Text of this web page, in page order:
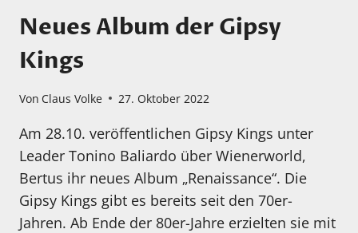
Neues Album der Gipsy
Kings
Von Claus Volke 27. Oktober 2022
Am 28.10. veröffentlichen Gipsy Kings unter
Leader Tonino Baliardo über Wienerworld,
Bertus ihr neues Album „Renaissance“. Die
Gipsy Kings gibt es bereits seit den 70er-
Jahren. Ab Ende der 80er-Jahre erzielten sie mit